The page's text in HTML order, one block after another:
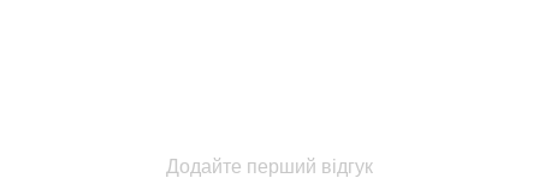
Додайте перший відгук